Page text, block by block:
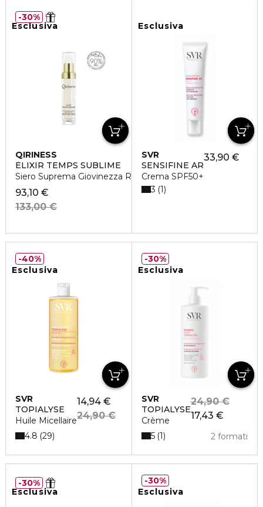
Esclusiva
QIRINESS
ÈLIXIR TEMPS SUBLIME
Siero Suprema Giovinezza Ristrutturante
93,10 €
133,00 €
30%
Esclusiva
SVR
SENSIFINE AR
Crema SPF50+
33,90 €
3 1
Esclusiva
SVR
TOPIALYSE
Huile Micellaire
14,94 €
24,90 €
4.8 29
40%
Esclusiva
SVR
TOPIALYSE
Crème
17,43 €
24,90 €
2 formati
5 1
30%
Esclusiva
30%
Esclusiva
30%